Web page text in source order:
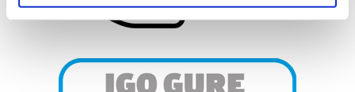
specific characteristics (fingerprinting)
Find out more about how your personal data is processed
Guk eta gure bazkideek zure datu pertsonalak